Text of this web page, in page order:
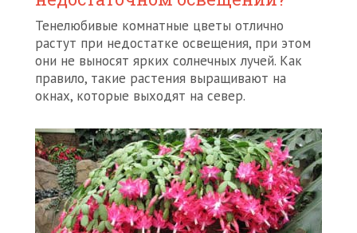
Тенелюбивые комнатные цветы отлично
растут при недостатке освещения, при этом
они не выносят ярких солнечных лучей. Как
правило, такие растения выращивают на
окнах, которые выходят на север.